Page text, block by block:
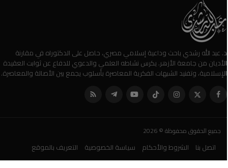
عبد الله رشدي باحث وداعية إسلامي مصري، حاصل على الدكتوراه في مقارنة
من جامعة الأزهر. يكرس نشاطه العلمي والدعوي للدفاع عن ثوابت العقيدة
وتفنيد الشبهات الفكرية المعاصرة بأسلوب يجمع بين الأصالة والمعاصرة.
جميع الحقوق محفوظة © 2026
اتصل بنا الشروط والأحكام سياسة الخصوصية التعريف بالموقع